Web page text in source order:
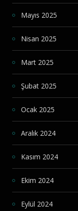
Mayıs 2025
Nisan 2025
Mart 2025
Şubat 2025
Ocak 2025
Aralık 2024
Kasım 2024
Ekim 2024
Eylül 2024